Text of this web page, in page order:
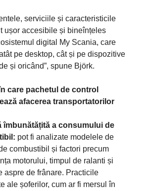
serviciile și caracteristicile
ușor accesibile și bineînțeles
digital My Scania, care
pe desktop, cât și pe dispozitive
și oricând”, spune Björk.
care pachetul de control
afacerea transportatorilor
îmbunătățită a consumului de
pot fi analizate modelele de
combustibil și factori precum
motorului, timpul de ralanti și
aspre de frânare. Practicile
ale șoferilor, cum ar fi mersul în